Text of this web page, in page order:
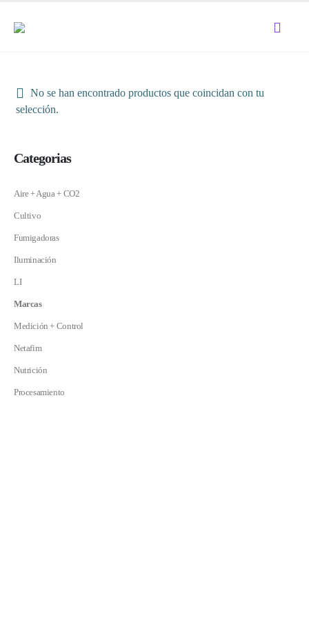
No se han encontrado productos que coincidan con tu
selección.
Categorias
Aire + Agua + CO2
Cultivo
Fumigadoras
Iluminación
LI
Marcas
Medición + Control
Netafim
Nutrición
Procesamiento